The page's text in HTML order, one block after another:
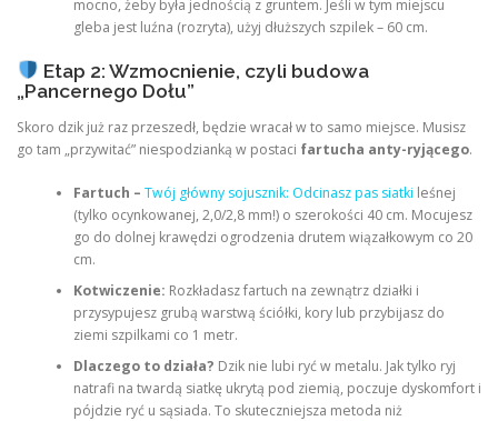
mocno, żeby była jednością z gruntem. Jeśli w tym miejscu
gleba jest luźna (rozryta), użyj dłuższych szpilek – 60 cm.
Etap 2: Wzmocnienie, czyli budowa
„Pancernego Dołu”
Skoro dzik już raz przeszedł, będzie wracał w to samo miejsce. Musisz
go tam „przywitać” niespodzianką w postaci fartucha anty-ryjącego.
Fartuch – Twój główny sojusznik: Odcinasz pas siatki leśnej
(tylko ocynkowanej, 2,0/2,8 mm!) o szerokości 40 cm. Mocujesz
go do dolnej krawędzi ogrodzenia drutem wiązałkowym co 20
cm.
Kotwiczenie: Rozkładasz fartuch na zewnątrz działki i
przysypujesz grubą warstwą ściółki, kory lub przybijasz do
ziemi szpilkami co 1 metr.
Dlaczego to działa? Dzik nie lubi ryć w metalu. Jak tylko ryj
natrafi na twardą siatkę ukrytą pod ziemią, poczuje dyskomfort i
pójdzie ryć u sąsiada. To skuteczniejsza metoda niż